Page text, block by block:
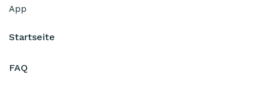
App
Startseite
FAQ